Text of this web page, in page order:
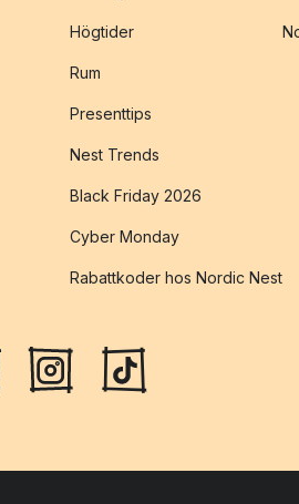
Högtider
Rum
Presenttips
Nest Trends
Black Friday 2026
Cyber Monday
Rabattkoder hos Nordic Nest